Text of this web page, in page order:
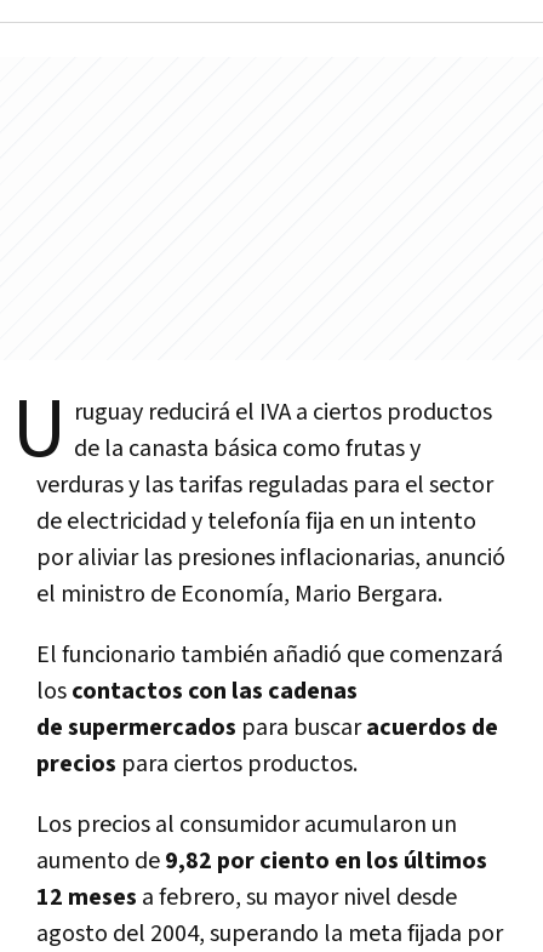
U ruguay reducirá el IVA a ciertos productos
de la canasta básica como frutas y
verduras y las tarifas reguladas para el sector
de electricidad y telefonía fija en un intento
por aliviar las presiones inflacionarias, anunció
el ministro de Economía, Mario Bergara.
El funcionario también añadió que comenzará
loscontactos con las cadenas
de supermercados para buscaracuerdos de
precios para ciertos productos.
Los precios al consumidor acumularon un
aumento de9,82 por ciento en los últimos
12 meses a febrero, su mayor nivel desde
agosto del 2004, superando la meta fijada por